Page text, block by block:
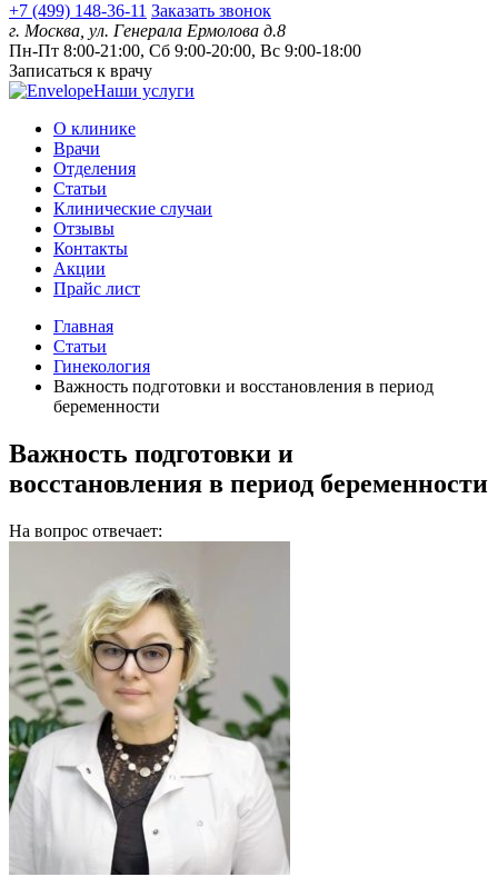
+7 (499) 148-36-11 Заказать звонок
г. Москва, ул. Генерала Ермолова д.8
Пн-Пт 8:00-21:00, Сб 9:00-20:00, Вс 9:00-18:00
Записаться к врачу
Наши услуги
О клинике
Врачи
Отделения
Статьи
Клинические случаи
Отзывы
Контакты
Акции
Прайс лист
Главная
Статьи
Гинекология
Важность подготовки и восстановления в период
беременности
Важность подготовки и
восстановления в период беременности
На вопрос отвечает: